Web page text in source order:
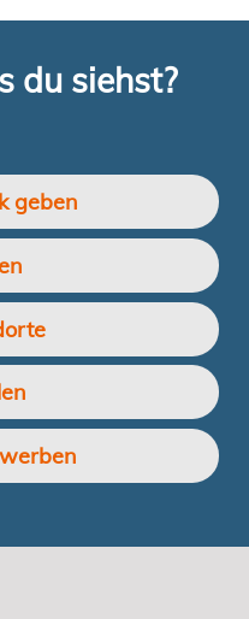
du siehst?
geben